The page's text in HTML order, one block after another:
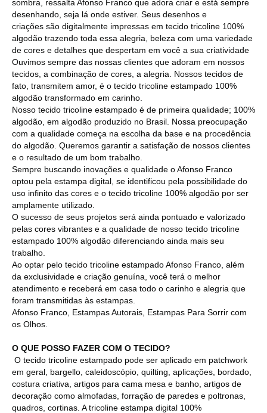
sombra, ressalta Afonso Franco que adora criar e está sempre
desenhando, seja lá onde estiver. Seus desenhos e
criações são digitalmente impressas em tecido tricoline 100%
algodão trazendo toda essa alegria, beleza com uma variedade
de cores e detalhes que despertam em você a sua criatividade
Ouvimos sempre das nossas clientes que adoram em nossos
tecidos, a combinação de cores, a alegria. Nossos tecidos de
fato, transmitem amor, é o tecido tricoline estampado 100%
algodão transformado em carinho.
Nosso tecido tricoline estampado é de primeira qualidade; 100%
algodão, em algodão produzido no Brasil. Nossa preocupação
com a qualidade começa na escolha da base e na procedência
do algodão. Queremos garantir a satisfação de nossos clientes
e o resultado de um bom trabalho.
Sempre buscando inovações e qualidade o Afonso Franco
optou pela estampa digital, se identificou pela possibilidade do
uso infinito das cores e o tecido tricoline 100% algodão por ser
amplamente utilizado.
O sucesso de seus projetos será ainda pontuado e valorizado
pelas cores vibrantes e a qualidade de nosso tecido tricoline
estampado 100% algodão diferenciando ainda mais seu
trabalho.
Ao optar pelo tecido tricoline estampado Afonso Franco, além
da exclusividade e criação genuína, você terá o melhor
atendimento e receberá em casa todo o carinho e alegria que
foram transmitidas às estampas.
Afonso Franco, Estampas Autorais, Estampas Para Sorrir com
os Olhos.
O QUE POSSO FAZER COM O TECIDO?
O tecido tricoline estampado pode ser aplicado em patchwork
em geral, bargello, caleidoscópio, quilting, aplicações, bordado,
costura criativa, artigos para cama mesa e banho, artigos de
decoração como almofadas, forração de paredes e poltronas,
quadros, cortinas. A tricoline estampa digital 100%